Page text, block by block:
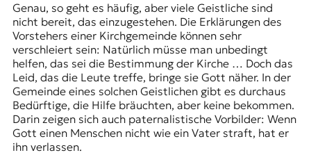
Genau, so geht es häufig, aber viele Geistliche sind
nicht bereit, das einzugestehen. Die Erklärungen des
Vorstehers einer Kirchgemeinde können sehr
verschleiert sein: Natürlich müsse man unbedingt
helfen, das sei die Bestimmung der Kirche … Doch das
Leid, das die Leute treffe, bringe sie Gott näher. In der
Gemeinde eines solchen Geistlichen gibt es durchaus
Bedürftige, die Hilfe bräuchten, aber keine bekommen.
Darin zeigen sich auch paternalistische Vorbilder: Wenn
Gott einen Menschen nicht wie ein Vater straft, hat er
ihn verlassen.